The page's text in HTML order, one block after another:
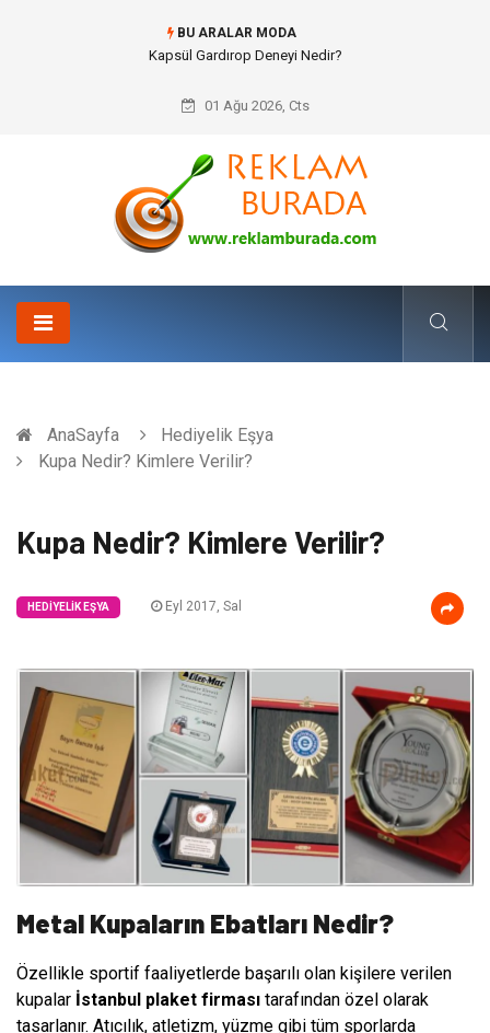
BU ARALAR MODA
Ataşehir Gitar Dersi Ve Modern Yaşamda Sanatla Gelen Dinginlik
01 Ağu 2026, Cts
AnaSayfa
Hediyelik Eşya
Kupa Nedir? Kimlere Verilir?
Kupa Nedir? Kimlere Verilir?
HEDIYELIK EŞYA Eyl 2017, Sal
Metal Kupaların Ebatları Nedir?
Özellikle sportif faaliyetlerde başarılı olan kişilere verilen
kupalar İstanbul plaket firması tarafından özel olarak
tasarlanır. Atıcılık, atletizm, yüzme gibi tüm sporlarda